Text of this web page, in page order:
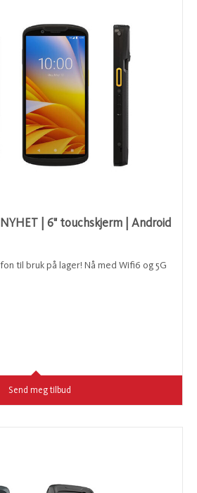
| 6" touchskjerm | Android
til bruk på lager! Nå med Wifi6 og 5G
Send meg tilbud